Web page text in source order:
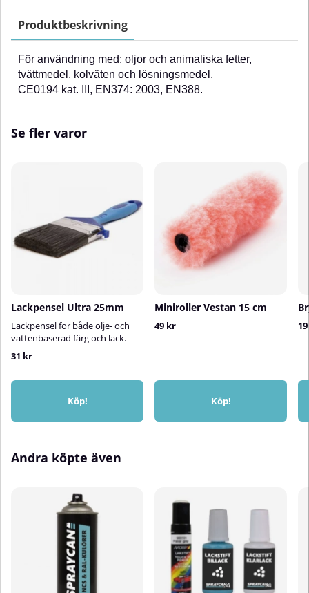
Produktbeskrivning
För användning med: oljor och animaliska fetter,
tvättmedel, kolväten och lösningsmedel.
CE0194 kat. III, EN374: 2003, EN388.
Se fler varor
Lackpensel Ultra 25mm
Lackpensel för både olje- och
vattenbaserad färg och lack.
31 kr
Köp!
Miniroller Vestan 15 cm
49 kr
Köp!
Andra köpte även